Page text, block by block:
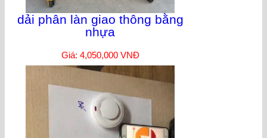
dải phân làn giao thông bằng
nhựa
Giá: 4,050,000 VNĐ